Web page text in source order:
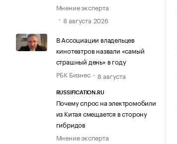
Мнение эксперта
8 августа 2026
В Ассоциации владельцев
кинотеатров назвали «самый
страшный день» в году
РБК Бизнес
8 августа
RUSSIFICATION.RU
Почему спрос на электромобили
из Китая смещается в сторону
гибридов
Мнение эксперта